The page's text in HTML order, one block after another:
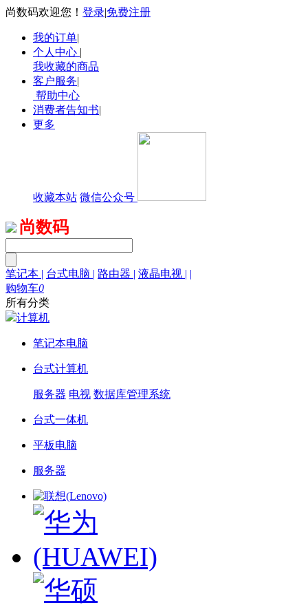
尚数码欢迎您！ 登录|免费注册
我的订单|
个人中心 |
我收藏的商品
客户服务|
帮助中心
消费者告知书|
更多
收藏本站 微信公众号
尚数码
笔记本 | 台式电脑 | 路由器 | 液晶电视 | |
购物车0
所有分类
计算机
笔记本电脑
台式计算机
服务器 电视 数据库管理系统
台式一体机
平板电脑
服务器